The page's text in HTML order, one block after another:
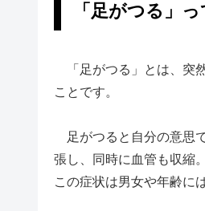
「足がつる」
「足がつる」とは、突
ことです。
足がつると自分の意思
張し、同時に血管も収縮
この症状は男女や年齢に